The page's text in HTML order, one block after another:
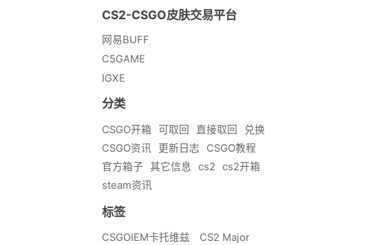
CS2-CSGO皮肤交易平台
网易BUFF
C5GAME
IGXE
分类
CSGO开箱 可取回 直接取回
兑换
CSGO资讯
更新日志
CSGO教程
官方箱子
其它信息 cs2
cs2开箱
steam资讯
标签
CSGOIEM卡托维兹
CS2 Major